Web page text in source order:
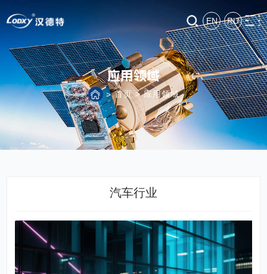
EN RU
应用领域
> 首页>应用领域
汽车行业